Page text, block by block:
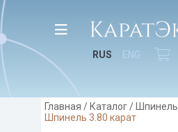
RUS ENG
Главная /Каталог/Шпинель
Шпинель 3.80 карат